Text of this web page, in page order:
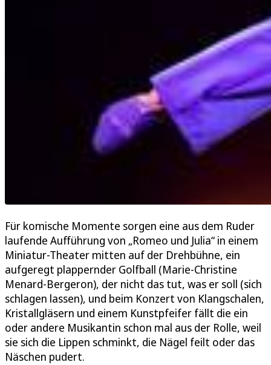
Für komische Momente sorgen eine aus dem Ruder
laufende Aufführung von „Romeo und Julia“ in einem
Miniatur-Theater mitten auf der Drehbühne, ein
aufgeregt plappernder Golfball (Marie-Christine
Menard-Bergeron), der nicht das tut, was er soll (sich
schlagen lassen), und beim Konzert von Klangschalen,
Kristallgläsern und einem Kunstpfeifer fällt die ein
oder andere Musikantin schon mal aus der Rolle, weil
sie sich die Lippen schminkt, die Nägel feilt oder das
Näschen pudert.